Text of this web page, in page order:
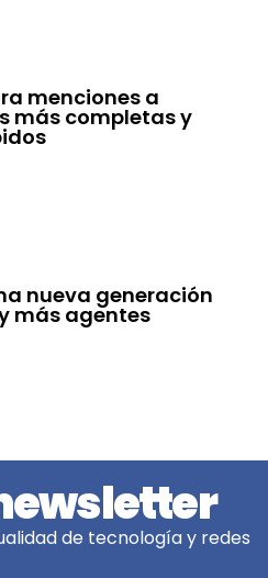
menciones a
más completas y
nueva generación
más agentes
de tecnología y redes